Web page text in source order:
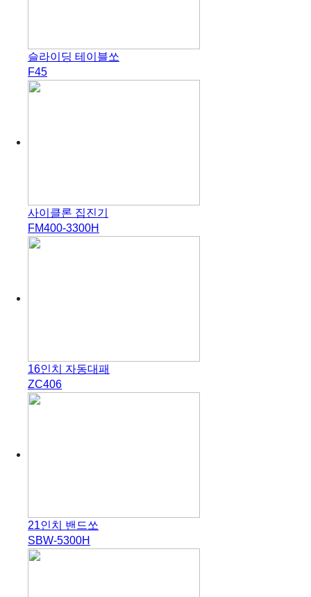
슬라이딩 테이블쏘
F45
사이클론 집진기
FM400-3300H
16인치 자동대패
ZC406
21인치 밴드쏘
SBW-5300H